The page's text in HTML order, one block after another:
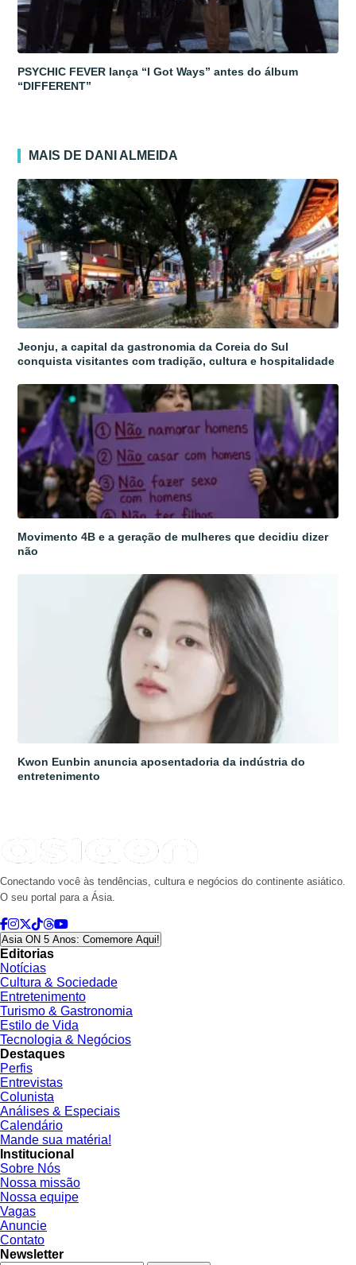
PSYCHIC FEVER lança “I Got Ways” antes do álbum
“DIFFERENT”
MAIS DE DANI ALMEIDA
Jeonju, a capital da gastronomia da Coreia do Sul
conquista visitantes com tradição, cultura e hospitalidade
Movimento 4B e a geração de mulheres que decidiu dizer
não
Kwon Eunbin anuncia aposentadoria da indústria do
entretenimento
Conectando você às tendências, cultura e negócios do continente asiático.
O seu portal para a Ásia.
Asia ON 5 Anos: Comemore Aqui!
Editorias
Notícias
Cultura & Sociedade
Entretenimento
Turismo & Gastronomia
Estilo de Vida
Tecnologia & Negócios
Destaques
Perfis
Entrevistas
Colunista
Análises & Especiais
Calendário
Mande sua matéria!
Institucional
Sobre Nós
Nossa missão
Nossa equipe
Vagas
Anuncie
Contato
Newsletter